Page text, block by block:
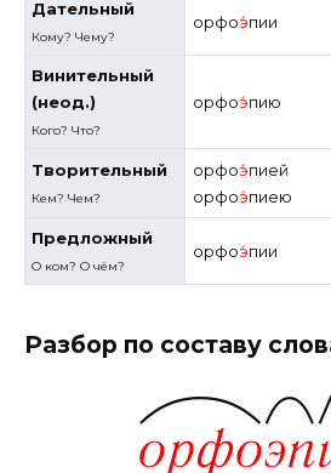
Дательный
Кому? Чему?
орфоэ́пии
Винительный
(неод.)
Кого? Что?
орфоэ́пию
Творительный
Кем? Чем?
орфоэ́пией
орфоэ́пиею
Предложный
О ком? О чём?
орфоэ́пии
Разбор по составу